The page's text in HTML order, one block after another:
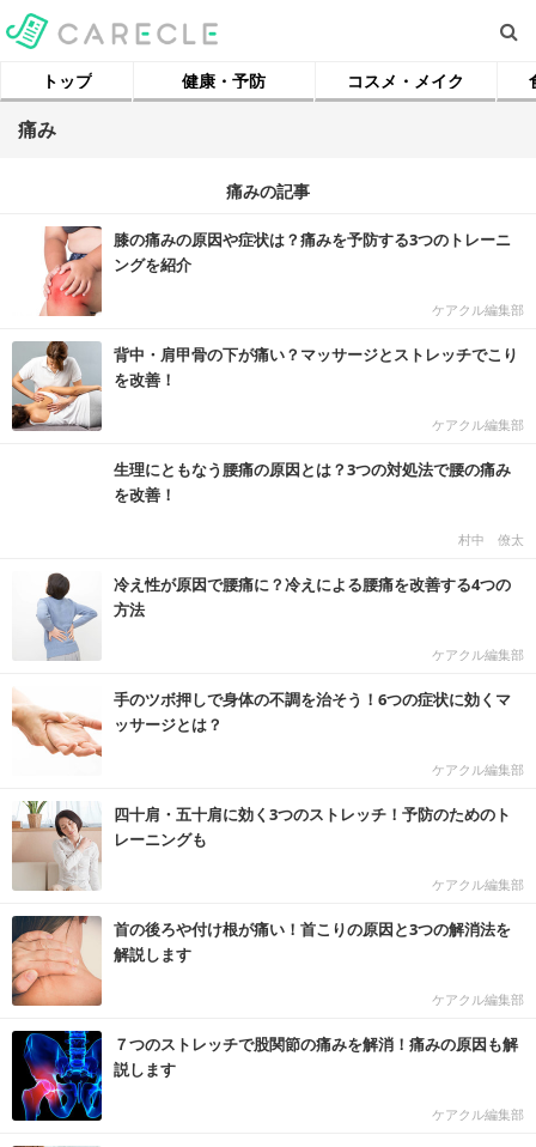
トップ 健康・予防 コスメ・メイク
痛み
痛みの記事
膝の痛みの原因や症状は？痛みを予防する3つのトレーニ
ングを紹介
ケアクル編集部
背中・肩甲骨の下が痛い？マッサージとストレッチでこり
を改善！
ケアクル編集部
生理にともなう腰痛の原因とは？3つの対処法で腰の痛み
を改善！
村中 僚太
冷え性が原因で腰痛に？冷えによる腰痛を改善する4つの
方法
ケアクル編集部
手のツボ押しで身体の不調を治そう！6つの症状に効くマ
ッサージとは？
ケアクル編集部
四十肩・五十肩に効く3つのストレッチ！予防のためのト
レーニングも
ケアクル編集部
首の後ろや付け根が痛い！首こりの原因と3つの解消法を
解説します
ケアクル編集部
７つのストレッチで股関節の痛みを解消！痛みの原因も解
説します
ケアクル編集部